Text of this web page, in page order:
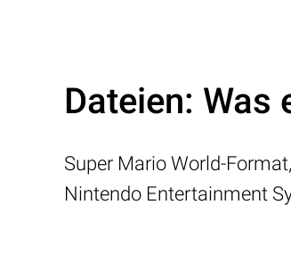
Dateien: Was
Super Mario World-
Nintendo Entertainment